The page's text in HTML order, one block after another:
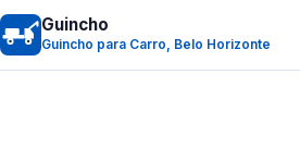
Guincho
Guincho para Carro, Belo Horizonte